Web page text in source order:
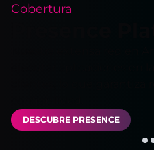
Cobertura
DESCUBRE PRESENCE